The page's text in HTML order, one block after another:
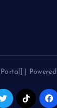
| Powered